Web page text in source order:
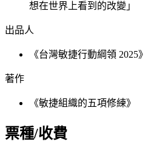
想在世界上看到的改變」
出品人
《台灣敏捷行動綱領 2025》
著作
《敏捷組織的五項修練》
票種/收費